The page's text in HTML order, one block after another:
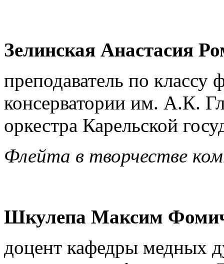
Зелинская Анастасия
преподаватель по классу
консерватории им. А.К.
оркестра Карельской
Флейта в творчестве
Шкулепа Максим
доцент кафедры медных